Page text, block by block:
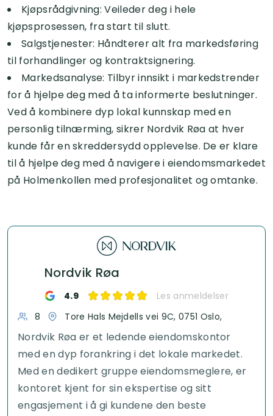
Kjøpsrådgivning: Veileder deg i hele
kjøpsprosessen, fra start til slutt.
Salgstjenester: Håndterer alt fra markedsføring
til forhandlinger og kontraktsignering.
Markedsanalyse: Tilbyr innsikt i markedstrender
for å hjelpe deg med å ta informerte beslutninger.
Ved å kombinere dyp lokal kunnskap med en
personlig tilnærming, sikrer Nordvik Røa at hver
kunde får en skreddersydd opplevelse. De er klare
til å hjelpe deg med å navigere i eiendomsmarkedet
på Holmenkollen med profesjonalitet og omtanke.
Nordvik Røa
4.9 Les anmeldelser
Nordvik Røa er et ledende eiendomskontor
med en dyp forankring i det lokale markedet.
Med en dedikert gruppe eiendomsmeglere, er
kontoret kjent for sin ekspertise og sitt
engasjement i å gi kundene den beste
8 Tore Hals Mejdells vei 9C, 0751 Oslo,